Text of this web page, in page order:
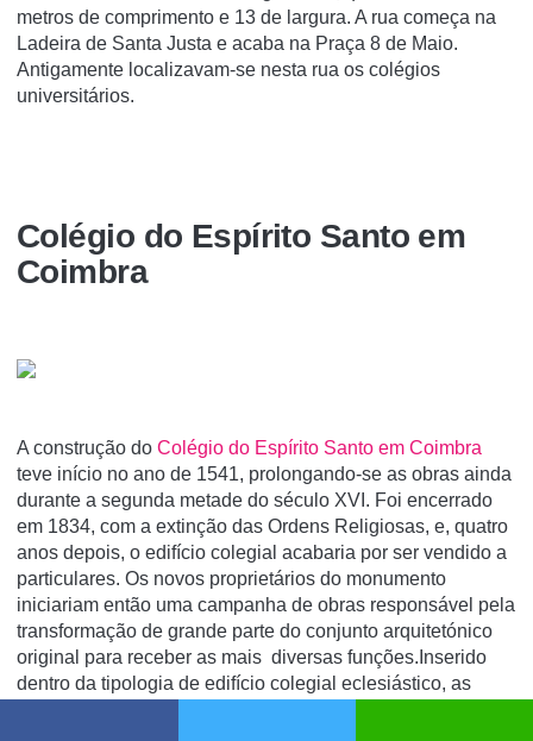
metros de comprimento e 13 de largura. A rua começa na
Ladeira de Santa Justa e acaba na Praça 8 de Maio.
Antigamente localizavam-se nesta rua os colégios
universitários.
Colégio do Espírito Santo em
Coimbra
A construção do Colégio do Espírito Santo em Coimbra
teve início no ano de 1541, prolongando-se as obras ainda
durante a segunda metade do século XVI. Foi encerrado
em 1834, com a extinção das Ordens Religiosas, e, quatro
anos depois, o edifício colegial acabaria por ser vendido a
particulares. Os novos proprietários do monumento
iniciariam então uma campanha de obras responsável pela
transformação de grande parte do conjunto arquitetónico
original para receber as mais diversas funções.Inserido
dentro da tipologia de edifício colegial eclesiástico, as